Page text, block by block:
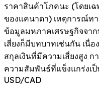
ราคาสินค้าโภคนะ (โดยเ
ของแคนาดา) เหตุการณ์ท
ข้อมูลมหภาคเศรษฐกิจจา
เสี่ยงก็มีบทบาทเช่นกัน เนื่
สกุลเงินที่มีความเสี่ยงสูง
ความสัมพันธ์ที่แข็งแกร่งเ
USD/CAD